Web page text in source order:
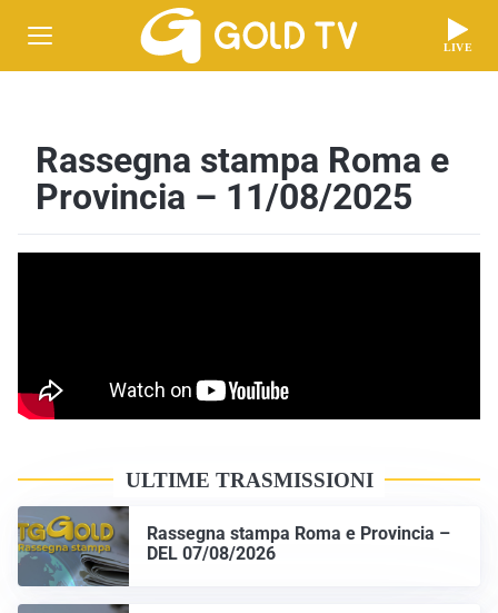
LIVE
Rassegna stampa Roma e
Provincia – 11/08/2025
ULTIME TRASMISSIONI
Rassegna stampa Roma e Provincia –
DEL 07/08/2026